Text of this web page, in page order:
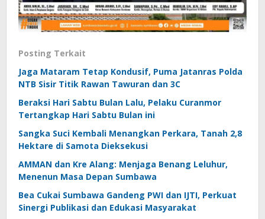
Posting Terkait
Jaga Mataram Tetap Kondusif, Puma Jatanras Polda
NTB Sisir Titik Rawan Tawuran dan 3C
Beraksi Hari Sabtu Bulan Lalu, Pelaku Curanmor
Tertangkap Hari Sabtu Bulan ini
Sangka Suci Kembali Menangkan Perkara, Tanah 2,8
Hektare di Samota Dieksekusi
AMMAN dan Kre Alang: Menjaga Benang Leluhur,
Menenun Masa Depan Sumbawa
Bea Cukai Sumbawa Gandeng PWI dan IJTI, Perkuat
Sinergi Publikasi dan Edukasi Masyarakat